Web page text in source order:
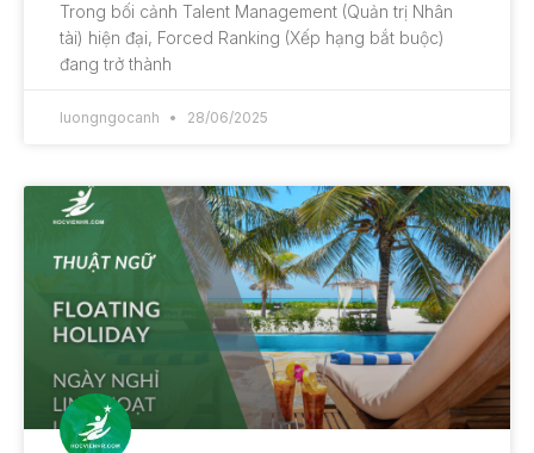
Trong bối cảnh Talent Management (Quản trị Nhân
tài) hiện đại, Forced Ranking (Xếp hạng bắt buộc)
đang trở thành
luongngocanh 28/06/2025